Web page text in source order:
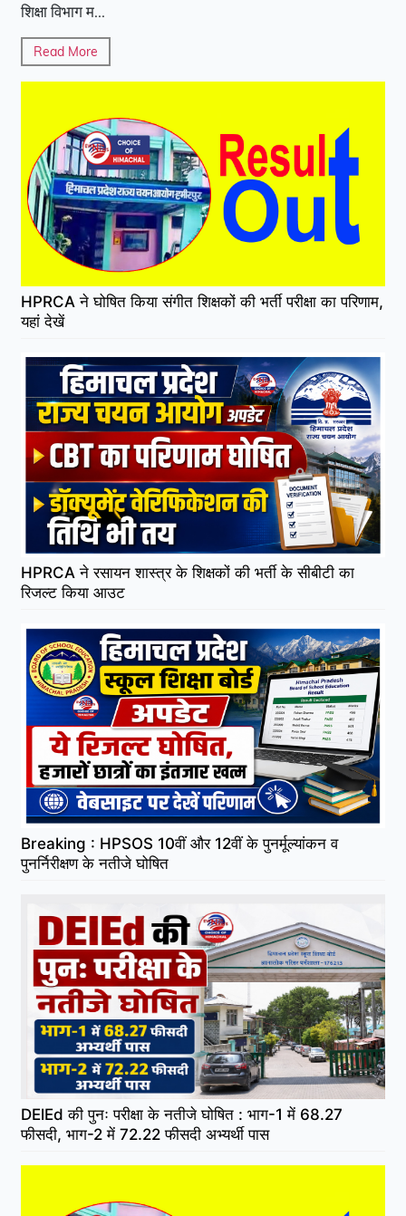
शिक्षा विभाग म...
Read More
HPRCA ने घोषित किया संगीत शिक्षकों की भर्ती परीक्षा का परिणाम,
यहां देखें
HPRCA ने रसायन शास्त्र के शिक्षकों की भर्ती के सीबीटी का
रिजल्ट किया आउट
Breaking : HPSOS 10वीं और 12वीं के पुनर्मूल्यांकन व
पुनर्निरीक्षण के नतीजे घोषित
DElEd की पुनः परीक्षा के नतीजे घोषित : भाग-1 में 68.27
फीसदी, भाग-2 में 72.22 फीसदी अभ्यर्थी पास